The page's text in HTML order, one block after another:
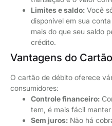
Limites e saldo: Você
disponível em sua
mais do que seu saldo
crédito.
Vantagens do
O cartão de débito oferece
consumidores:
Controle financeiro:
tem, é mais fácil
Sem juros: Não há